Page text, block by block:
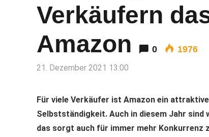
Verkäufern
Amazon
0 1976
21. Dezember 2021 13:00
Für viele Verkäufer ist Amazon ein
Selbstständigkeit. Auch in diesem Jahr sind
das sorgt auch für immer mehr Konkurrenz